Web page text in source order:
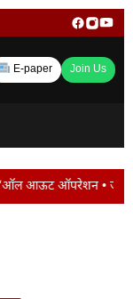
E-paper Join Us
रोडवर ट्रॅफिक